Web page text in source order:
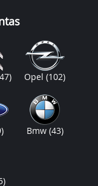
Opel(102)
Bmw (43)